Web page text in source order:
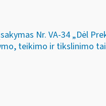
Nr. VA-34 „Dėl
teikimo ir tikslinimo